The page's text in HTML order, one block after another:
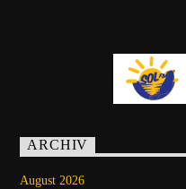
ARCHIV
August 2026